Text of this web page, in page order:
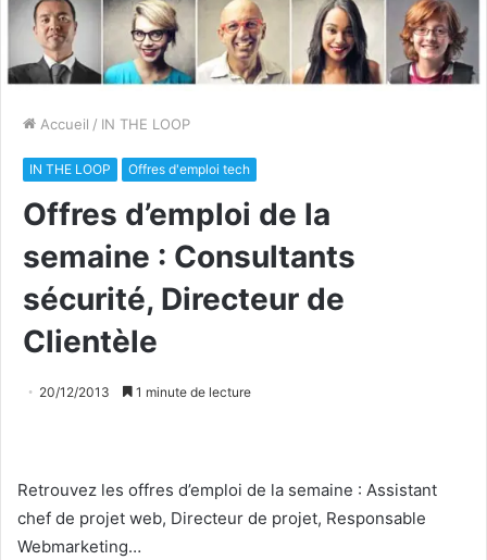
Accueil / IN THE LOOP
IN THE LOOP Offres d'emploi tech
Offres d’emploi de la
semaine : Consultants
sécurité, Directeur de
Clientèle
20/12/2013 1 minute de lecture
Retrouvez les offres d’emploi de la semaine : Assistant
chef de projet web, Directeur de projet, Responsable
Webmarketing…